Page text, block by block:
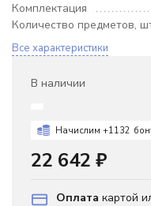
Комплектация
Количество предметов,
Все характеристики
В наличии
Начислим +1132
22 642 ₽
Оплата картой